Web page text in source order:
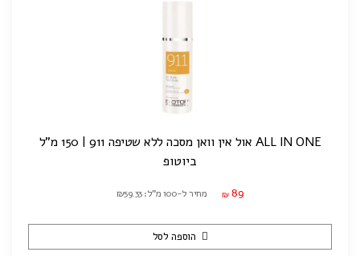
ALL IN ONE אול אין וואן מסכה ללא שטיפה 911 | 150 מ"ל
ביוטופ
₪ 89 מחיר ל-100 מ"ל: ₪59.33
הוספה לסל